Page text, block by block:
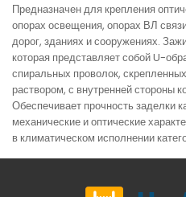
Предназначен для крепления
опорах освещения, опорах ВЛ
дорог, зданиях и сооружениях.
которая представляет собой U-
спиральных проволок,
раствором, с внутренней стороны
Обеспечивает прочность заделки
механические и оптические
в климатическом исполнении